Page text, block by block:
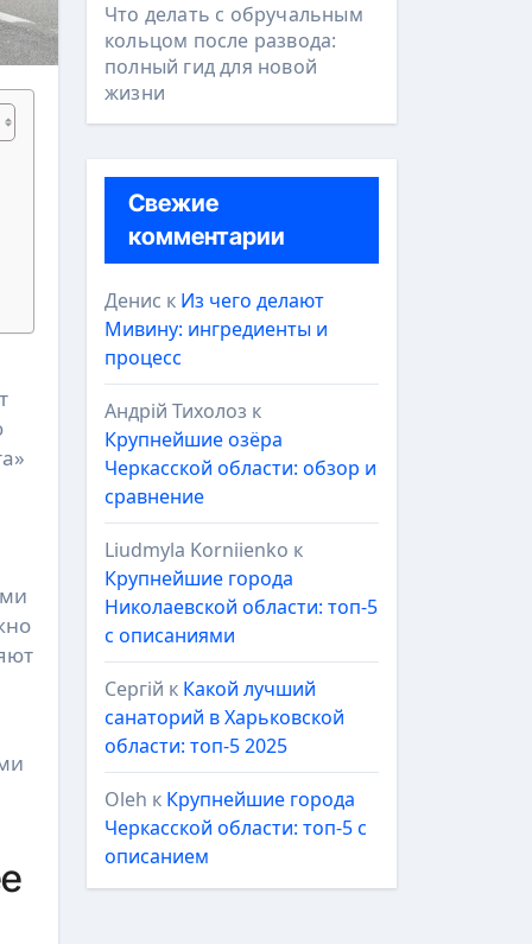
Что делать с обручальным
кольцом после развода:
полный гид для новой
жизни
Свежие
комментарии
Денис к Из чего делают
Мивину: ингредиенты и
процесс
Андрій Тихолоз к
Крупнейшие озёра
Черкасской области: обзор и
сравнение
Liudmyla Korniienko к
Крупнейшие города
Николаевской области: топ-5
с описаниями
Сергій к Какой лучший
санаторий в Харьковской
области: топ-5 2025
Oleh к Крупнейшие города
Черкасской области: топ-5 с
описанием